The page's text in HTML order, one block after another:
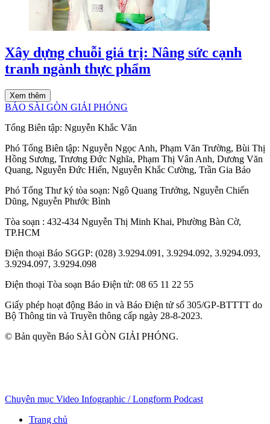
Xây dựng chuỗi giá trị: Nâng sức cạnh
tranh ngành thực phẩm
Xem thêm
BÁO SÀI GÒN GIẢI PHÓNG
Tổng Biên tập: Nguyễn Khắc Văn
Phó Tổng Biên tập: Nguyễn Ngọc Anh, Phạm Văn Trường, Bùi Thị
Hồng Sương, Trương Đức Nghĩa, Phạm Thị Vân Anh, Dương Văn
Quang, Nguyễn Đức Hiển, Nguyễn Khắc Cường, Trần Gia Bảo
Phó Tổng Thư ký tòa soạn: Ngô Quang Trưởng, Nguyễn Chiến
Dũng, Nguyễn Phước Bình
Tòa soạn : 432-434 Nguyễn Thị Minh Khai, Phường Bàn Cờ,
TP.HCM
Điện thoại Báo SGGP: (028) 3.9294.091, 3.9294.092, 3.9294.093,
3.9294.097, 3.9294.098
Điện thoại Tòa soạn Báo Điện tử: 08 65 11 22 55
Giấy phép hoạt động Báo in và Báo Điện tử số 305/GP-BTTTT do
Bộ Thông tin và Truyền thông cấp ngày 28-8-2023.
© Bản quyền Báo SÀI GÒN GIẢI PHÓNG.
Chuyên mục Video Infographic / Longform Podcast
Trang chủ